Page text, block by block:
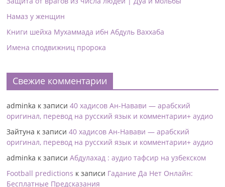
Намаз у женщин
Книги шейха Мухаммада ибн Абдуль Ваххаба
Имена сподвижниц пророка
Свежие комментарии
adminka к записи40 хадисов Ан-Навави — арабский
оригинал, перевод на русский язык и комментарии+ аудио
Зайтуна к записи40 хадисов Ан-Навави — арабский
оригинал, перевод на русский язык и комментарии+ аудио
adminka к записиАбдулахад : аудио тафсир на узбекском
Football predictions к записи Гадание Да Нет Онлайн:
Бесплатные Предсказания